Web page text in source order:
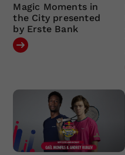
Magic Moments in
the City presented
by Erste Bank